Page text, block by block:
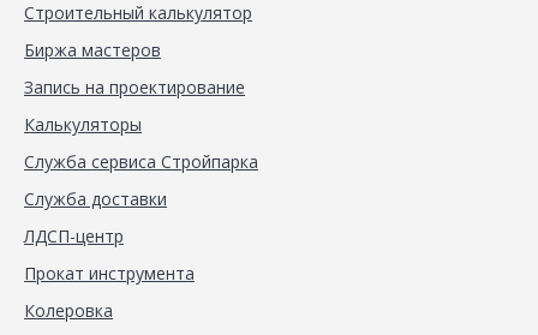
Строительный калькулятор
Биржа мастеров
Запись на проектирование
Калькуляторы
Служба сервиса Стройпарка
Служба доставки
ЛДСП-центр
Прокат инструмента
Колеровка